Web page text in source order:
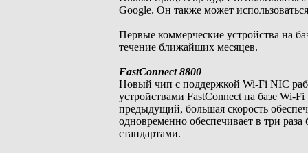
Google. Он также может
Первые коммерческие устройства на
течение ближайших месяцев.
FastConnect 8800
Новый чип с поддержкой Wi-Fi NIC
устройствами FastConnect на базе Wi-
предыдущий, большая скорость
одновременно обеспечивает в три
стандартами.